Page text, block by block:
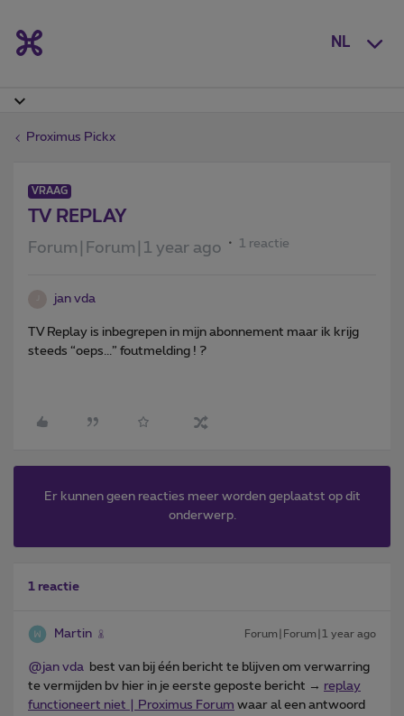
NL
Proximus Pickx
VRAAG
TV REPLAY
Forum|Forum|1 year ago 1 reactie
jan vda
TV Replay is inbegrepen in mijn abonnement maar ik krijg
steeds “oeps...” foutmelding ! ?
Er kunnen geen reacties meer worden geplaatst op dit
onderwerp.
1 reactie
Martin Forum|Forum|1 year ago
@jan vda best van bij één bericht te blijven om verwarring
te vermijden bv hier in je eerste geposte bericht → replay
functioneert niet | Proximus Forum waar al een antwoord